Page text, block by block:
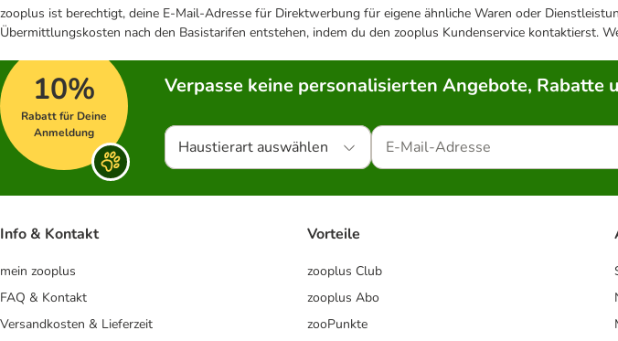
zooplus ist berechtigt, deine E-Mail-Adresse für Direktwerbung für eigene ähnliche Waren oder
Übermittlungskosten nach den Basistarifen entstehen, indem du den zooplus Kundenservice kontaktierst.
10%
Rabatt für Deine
Anmeldung
Verpasse keine personalisierten Angebote, Rabatte
Haustierart auswählen
Info & Kontakt
mein zooplus
FAQ & Kontakt
Versandkosten & Lieferzeit
Vorteile
zooplus Club
zooplus Abo
zooPunkte